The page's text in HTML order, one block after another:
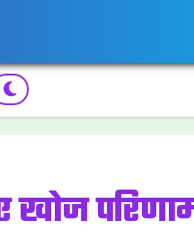
खोज